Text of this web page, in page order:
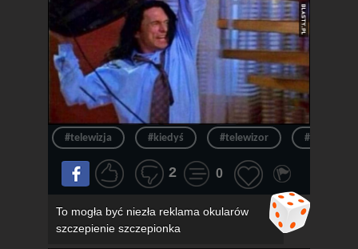
#telewizja #kiedyś #telewizor #ból
2 0
To mogła być niezła reklama okularów
szczepienie szczepionka